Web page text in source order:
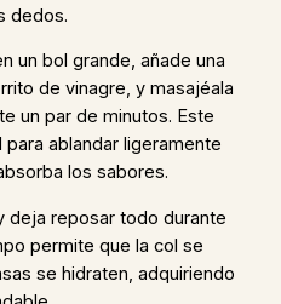
dedos.
un bol grande, añade una
de vinagre, y masajéala
un par de minutos. Este
ablandar ligeramente
los sabores.
deja reposar todo durante
permite que la col se
se hidraten, adquiriendo